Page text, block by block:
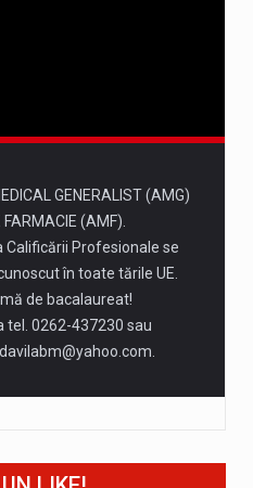
GENERALIST (AMG)
(AMF).
Calificării Profesionale se
în toate tările UE.
de bacalaureat!
tel. 0262-437230 sau